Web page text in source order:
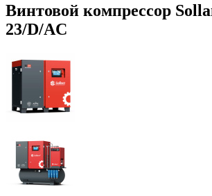
Винтовой компрессор
23/D/AC